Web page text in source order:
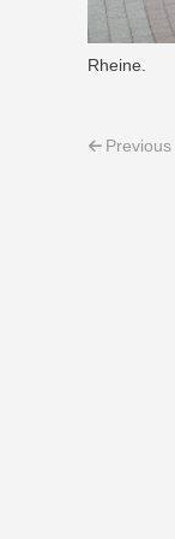
Rheine.
Post
Previous